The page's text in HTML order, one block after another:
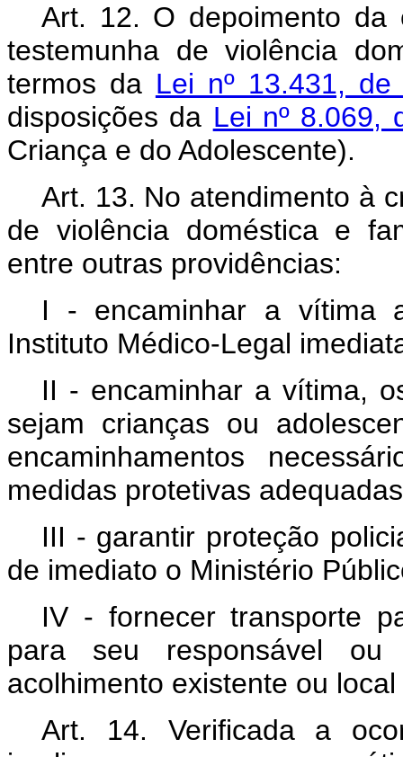
Art. 12. O depoimento da
testemunha de violência
termos da Lei nº 13.431,
disposições da Lei nº 8.069,
Criança e do Adolescente).
Art. 13. No atendimento à
de violência doméstica e
entre outras providências:
I - encaminhar a vítima
Instituto Médico-Legal
II - encaminhar a vítima,
sejam crianças ou
encaminhamentos
medidas protetivas
III - garantir proteção
de imediato o Ministério
IV - fornecer transporte
para seu responsável ou
acolhimento existente ou
Art. 14. Verificada a